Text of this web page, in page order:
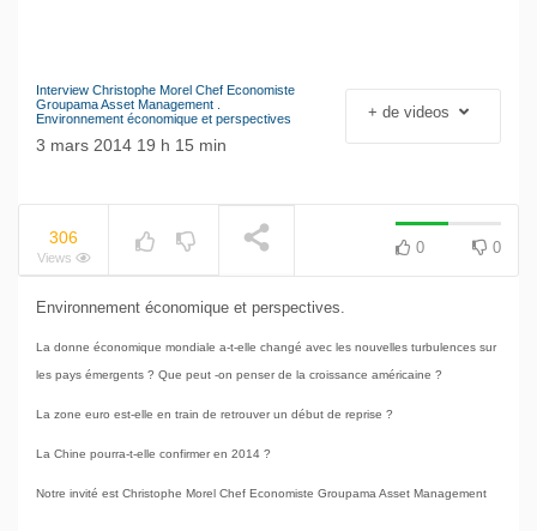
NOW PLAYING
Le séisme industriel
Volkswagen
Interview Christophe Morel Chef Economiste
Groupama Asset Management .
Environnement économique et perspectives
3 mars 2014 19 h 15 min
+ de videos
306
Views
0 0
Environnement économique et perspectives.
La donne économique mondiale a-t-elle changé avec les nouvelles turbulences sur
les pays émergents ? Que peut -on penser de la croissance américaine ?
La zone euro est-elle en train de retrouver un début de reprise ?
La Chine pourra-t-elle confirmer en 2014 ?
Notre invité est Christophe Morel Chef Economiste Groupama Asset Management